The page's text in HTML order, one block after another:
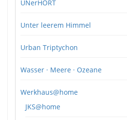
UNerHÖRT
Unter leerem Himmel
Urban Triptychon
Wasser · Meere · Ozeane
Werkhaus@home
JKS@home